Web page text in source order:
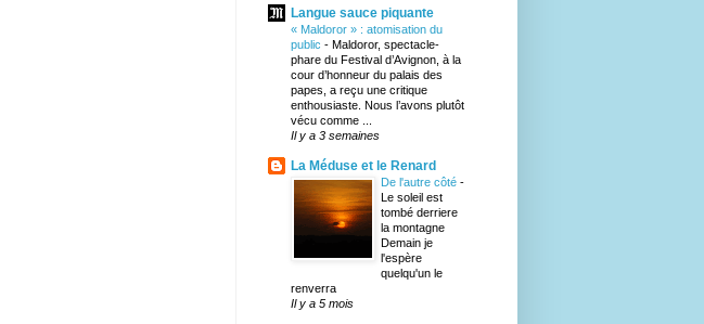
Langue sauce piquante
« Maldoror » : atomisation du
public - Maldoror, spectacle-
phare du Festival d’Avignon, à la
cour d’honneur du palais des
papes, a reçu une critique
enthousiaste. Nous l’avons plutôt
vécu comme ...
Il y a 3 semaines
La Méduse et le Renard
De l'autre côté -
Le soleil est
tombé derriere
la montagne
Demain je
l'espère
quelqu'un le
renverra
Il y a 5 mois